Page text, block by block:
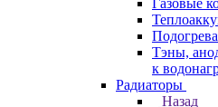
Газовые
Тэны,
к
Радиаторы
Назад